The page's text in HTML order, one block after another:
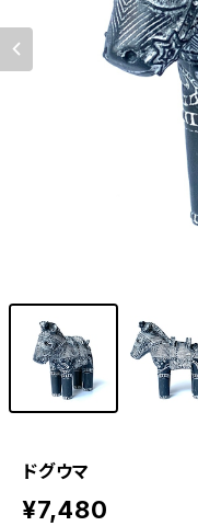
ドグウマ
¥7,480